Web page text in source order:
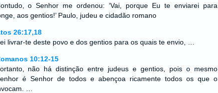
o Senhor me ordenou: ‘Vai, porque Eu te enviarei para
aos gentios!’ Paulo, judeu e cidadão romano
26:17,18
livrar-te deste povo e dos gentios para os quais te envio, …
10:12-15
não há distinção entre judeus e gentios, pois o mesmo
é Senhor de todos e abençoa ricamente todos os que o
…